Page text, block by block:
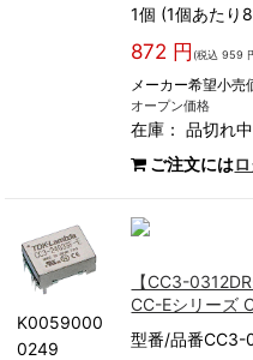
1個 (1個あたり
872 円 (税込 959
メーカー希望小売
オープン価格
在庫：品切れ中
ご注文には
K0059000
0249
【CC3-
CC-Eシリーズ
型番/品番CC3-